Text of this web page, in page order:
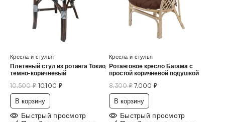
Кресла и стулья
Плетеный стул из ротанга Токио,
темно-коричневый
10,500₽ 10,100 ₽
В корзину
Быстрый просмотр
Кресла и стулья
Ротанговое кресло Багама с
простой коричневой подушкой
8,300₽ 7,000 ₽
В корзину
Быстрый просмотр